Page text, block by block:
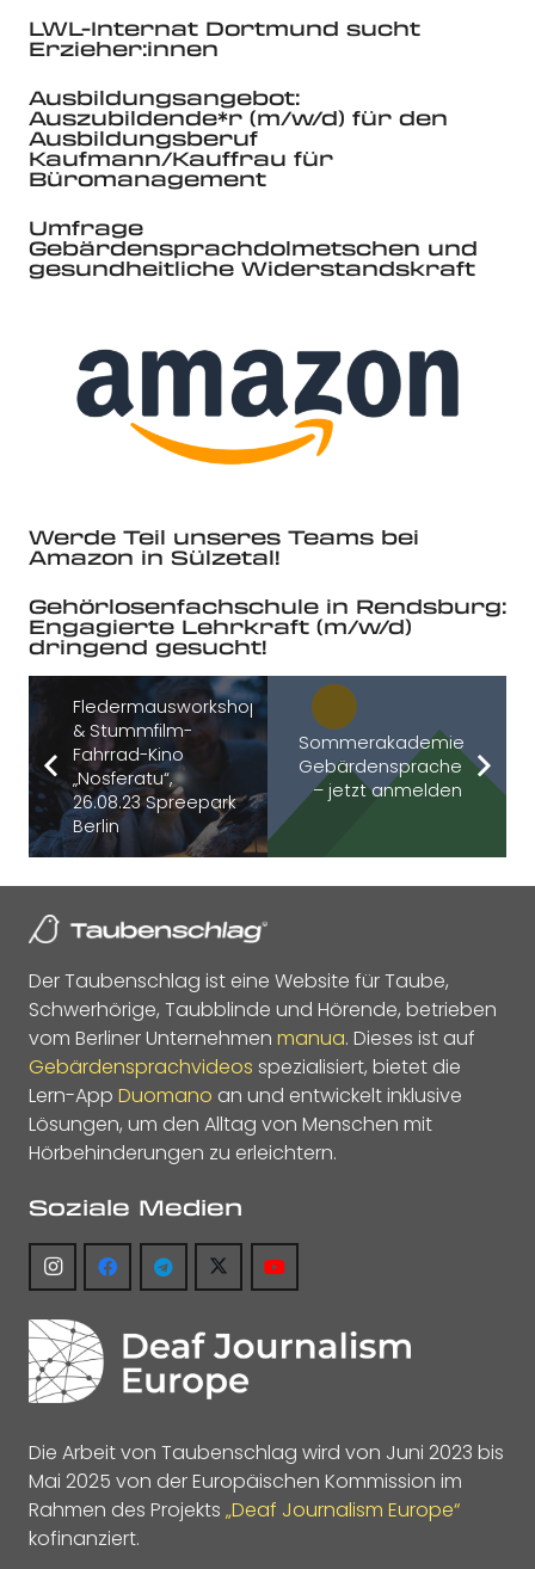
LWL-Internat Dortmund sucht
Erzieher:innen
Ausbildungsangebot:
Auszubildende*r (m/w/d) für den
Ausbildungsberuf
Kaufmann/Kauffrau für
Büromanagement
Umfrage
Gebärdensprachdolmetschen und
gesundheitliche Widerstandskraft
Werde Teil unseres Teams bei
Amazon in Sülzetal!
Gehörlosenfachschule in Rendsburg:
Engagierte Lehrkraft (m/w/d)
dringend gesucht!
Fledermausworkshop
& Stummfilm-
Fahrrad-Kino
„Nosferatu“,
26.08.23 Spreepark
Berlin
Sommerakademie
Gebärdensprache
– jetzt anmelden
Der Taubenschlag ist eine Website für Taube,
Schwerhörige, Taubblinde und Hörende, betrieben
vom Berliner Unternehmen manua. Dieses ist auf
Gebärdensprachvideos spezialisiert, bietet die
Lern-App Duomano an und entwickelt inklusive
Lösungen, um den Alltag von Menschen mit
Hörbehinderungen zu erleichtern.
Soziale Medien
Die Arbeit von Taubenschlag wird von Juni 2023 bis
Mai 2025 von der Europäischen Kommission im
Rahmen des Projekts „Deaf Journalism Europe“
kofinanziert.